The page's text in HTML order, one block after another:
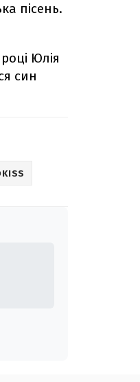
пісень.
Юлія
син